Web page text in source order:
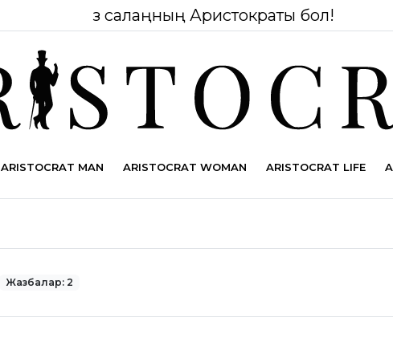
Өз салаңның Аристократы бол!
ARISTOCRAT MAN ARISTOCRAT WOMAN ARISTOCRAT LIFE
Жазбалар: 2